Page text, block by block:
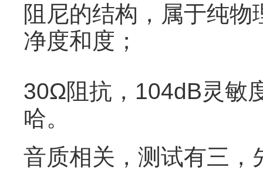
阻尼的结构，属于纯
净度和度；
30Ω阻抗，104dB灵敏
哈。
音质相关，测试有三，